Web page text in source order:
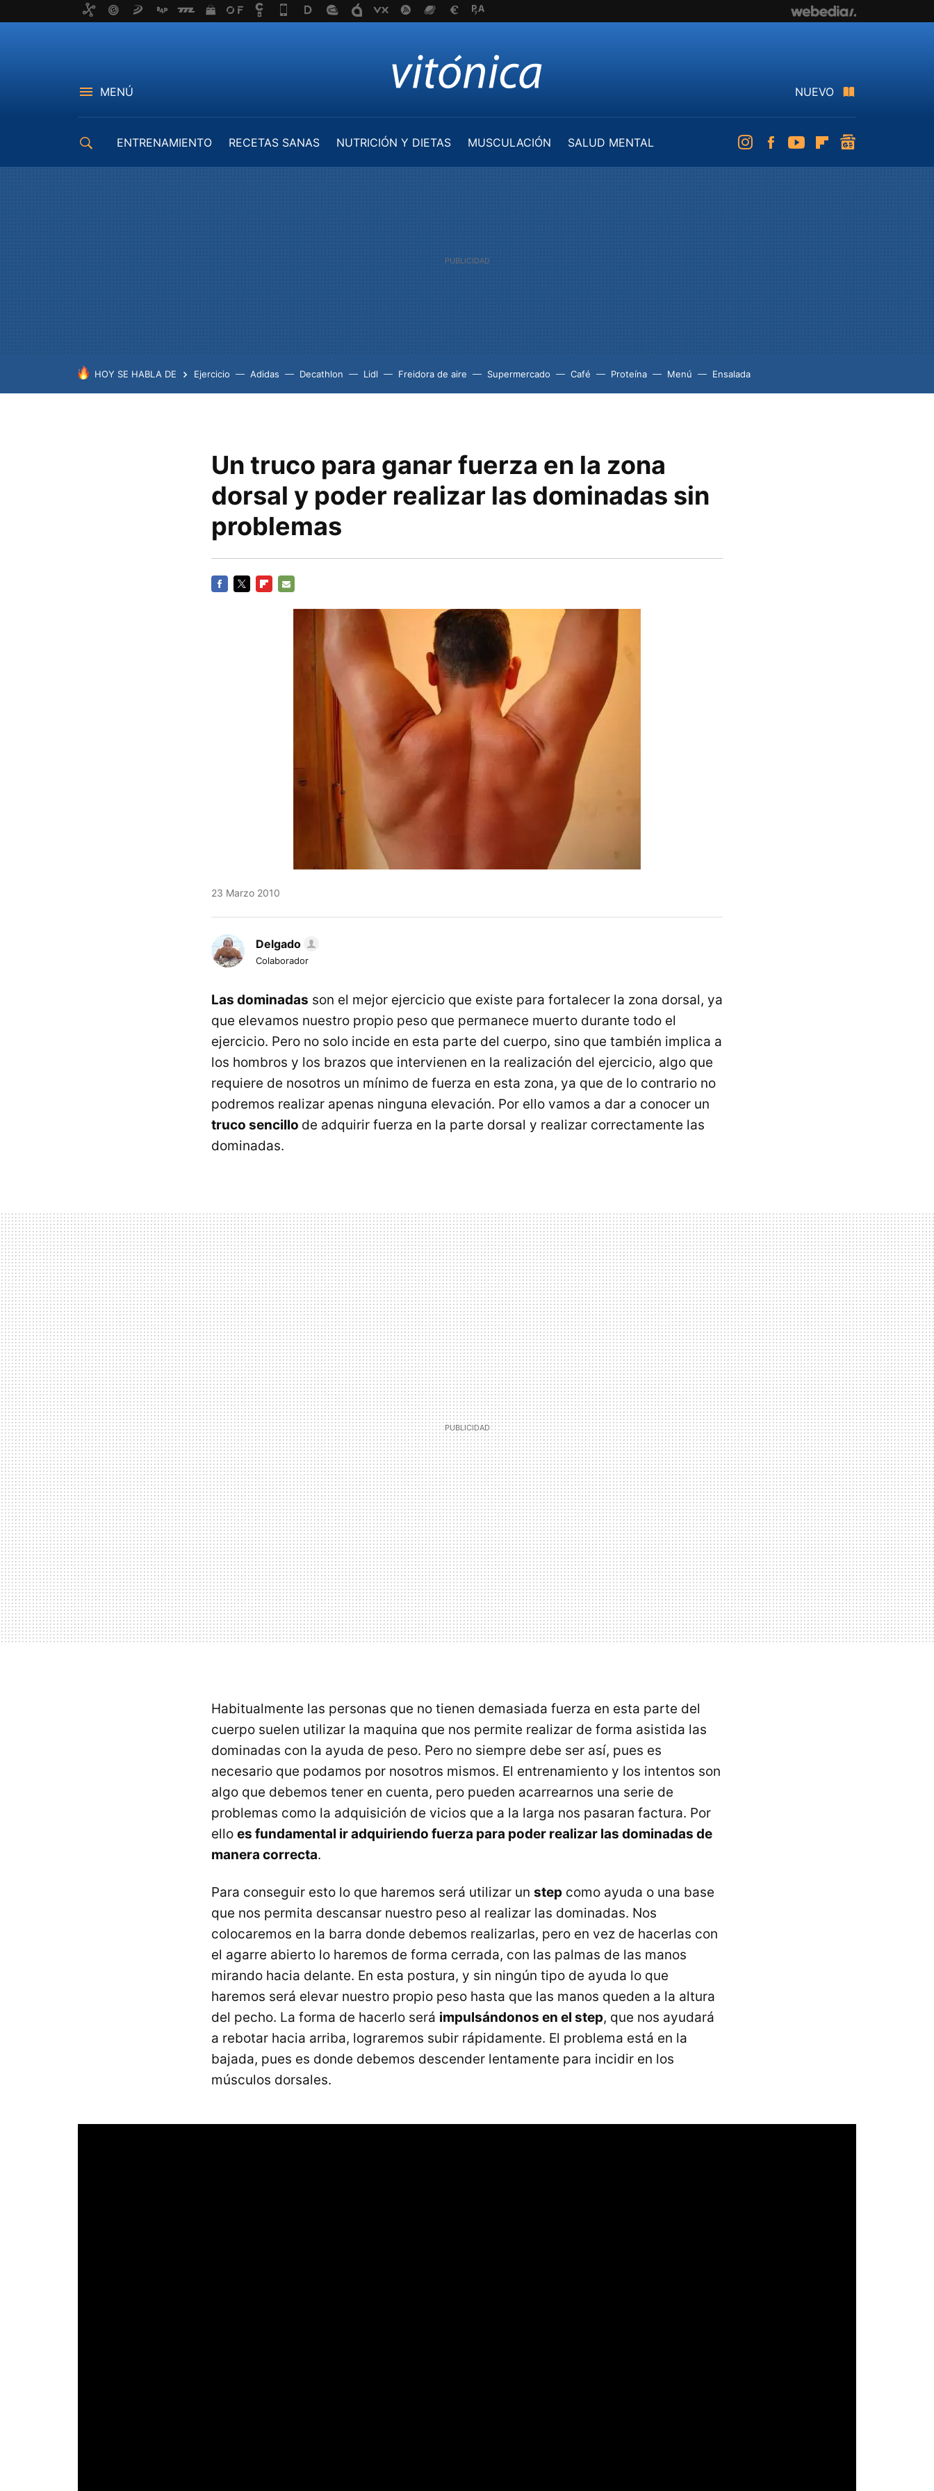
MENÚ NUEVO
ENTRENAMIENTO RECETAS SANAS NUTRICIÓN Y DIETAS MUSCULACIÓN
SALUD MENTAL
InstagramFacebookYoutubeFlipboard
HOY SE HABLA DE Ejercicio Adidas Decathlon Lidl Freidora de aire Supermercado Café Proteína Menú Ensalada
Un truco para ganar fuerza en la zona
dorsal y poder realizar las dominadas sin
problemas
23 Marzo 2010
Delgado
Colaborador
Las dominadas son el mejor ejercicio que existe para fortalecer la zona dorsal, ya
que elevamos nuestro propio peso que permanece muerto durante todo el
ejercicio. Pero no solo incide en esta parte del cuerpo, sino que también implica a
los hombros y los brazos que intervienen en la realización del ejercicio, algo que
requiere de nosotros un mínimo de fuerza en esta zona, ya que de lo contrario no
podremos realizar apenas ninguna elevación. Por ello vamos a dar a conocer un
truco sencillo de adquirir fuerza en la parte dorsal y realizar correctamente las
dominadas.
Habitualmente las personas que no tienen demasiada fuerza en esta parte del
cuerpo suelen utilizar la maquina que nos permite realizar de forma asistida las
dominadas con la ayuda de peso. Pero no siempre debe ser así, pues es
necesario que podamos por nosotros mismos. El entrenamiento y los intentos son
algo que debemos tener en cuenta, pero pueden acarrearnos una serie de
problemas como la adquisición de vicios que a la larga nos pasaran factura. Por
ello es fundamental ir adquiriendo fuerza para poder realizar las dominadas de
manera correcta.
Para conseguir esto lo que haremos será utilizar un step como ayuda o una base
que nos permita descansar nuestro peso al realizar las dominadas. Nos
colocaremos en la barra donde debemos realizarlas, pero en vez de hacerlas con
el agarre abierto lo haremos de forma cerrada, con las palmas de las manos
mirando hacia delante. En esta postura, y sin ningún tipo de ayuda lo que
haremos será elevar nuestro propio peso hasta que las manos queden a la altura
del pecho. La forma de hacerlo será impulsándonos en el step, que nos ayudará
a rebotar hacia arriba, lograremos subir rápidamente. El problema está en la
bajada, pues es donde debemos descender lentamente para incidir en los
músculos dorsales.